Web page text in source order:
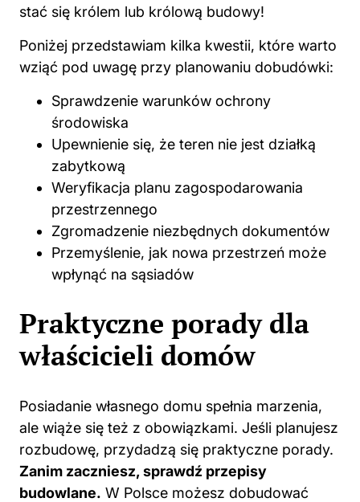
stać się królem lub królową budowy!
Poniżej przedstawiam kilka kwestii, które warto
wziąć pod uwagę przy planowaniu dobudówki:
Sprawdzenie warunków ochrony
środowiska
Upewnienie się, że teren nie jest działką
zabytkową
Weryfikacja planu zagospodarowania
przestrzennego
Zgromadzenie niezbędnych dokumentów
Przemyślenie, jak nowa przestrzeń może
wpłynąć na sąsiadów
Praktyczne porady dla
właścicieli domów
Posiadanie własnego domu spełnia marzenia,
ale wiąże się też z obowiązkami. Jeśli planujesz
rozbudowę, przydadzą się praktyczne porady.
Zanim zaczniesz, sprawdź przepisy
budowlane. W Polsce możesz dobudować